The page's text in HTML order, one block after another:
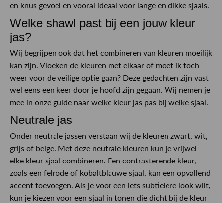
en knus gevoel en vooral ideaal voor lange en dikke sjaals.
Welke shawl past bij een jouw kleur
jas?
Wij begrijpen ook dat het combineren van kleuren moeilijk
kan zijn. Vloeken de kleuren met elkaar of moet ik toch
weer voor de veilige optie gaan? Deze gedachten zijn vast
wel eens een keer door je hoofd zijn gegaan. Wij nemen je
mee in onze guide naar welke kleur jas pas bij welke sjaal.
Neutrale jas
Onder neutrale jassen verstaan wij de kleuren zwart, wit,
grijs of beige. Met deze neutrale kleuren kun je vrijwel
elke kleur sjaal combineren. Een contrasterende kleur,
zoals een felrode of kobaltblauwe sjaal, kan een opvallend
accent toevoegen. Als je voor een iets subtielere look wilt,
kun je kiezen voor een sjaal in tonen die dicht bij de kleur